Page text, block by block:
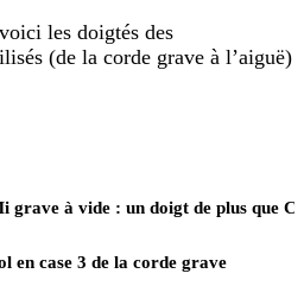
les doigtés des
(de la corde grave à l’aiguë)
grave à vide : un doigt de plus que C
en case 3 de la corde grave